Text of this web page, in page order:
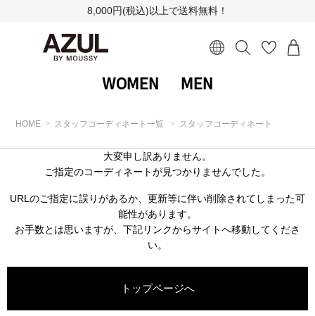
8,000円(税込)以上で送料無料！
WOMEN MEN
HOME スタッフコーディネート一覧 スタッフコーディネート
大変申し訳ありません。
ご指定のコーディネートが見つかりませんでした。
URLのご指定に誤りがあるか、更新等に伴い削除されてしまった可
能性があります。
お手数とは思いますが、下記リンクからサイトへ移動してくださ
い。
トップページへ